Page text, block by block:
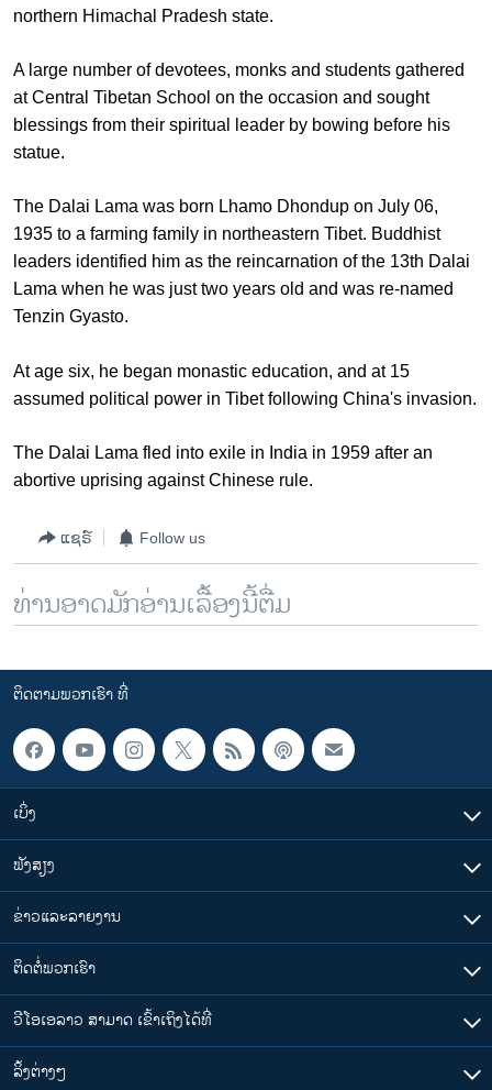
northern Himachal Pradesh state.
A large number of devotees, monks and students gathered
at Central Tibetan School on the occasion and sought
blessings from their spiritual leader by bowing before his
statue.
The Dalai Lama was born Lhamo Dhondup on July 06,
1935 to a farming family in northeastern Tibet. Buddhist
leaders identified him as the reincarnation of the 13th Dalai
Lama when he was just two years old and was re-named
Tenzin Gyasto.
At age six, he began monastic education, and at 15
assumed political power in Tibet following China's invasion.
The Dalai Lama fled into exile in India in 1959 after an
abortive uprising against Chinese rule.
ແຊຣ໌ Follow us
ທ່ານອາດມັກອ່ານເລື້ອງນີ້ຕື່ມ
ຕິດຕາມພວກເຮົາ ທີ່
ເບິ່ງ
ຟັງສຽງ
ຂ່າວແລະລາຍງານ
ຕິດຕໍ່ພວກເຮົາ
ວີໂອເອລາວ ສາມາດ ເຂົ້າເຖິງໄດ້ທີ່
​ລິ້ງ​ຕ່າງໆ